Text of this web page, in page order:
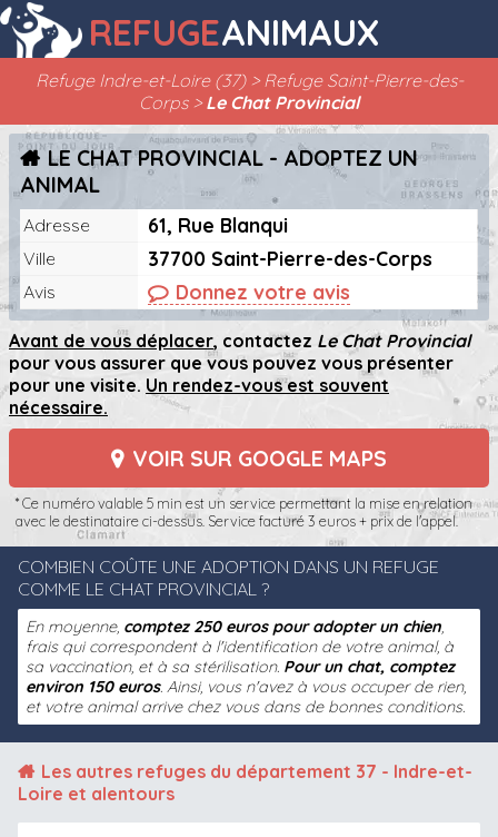
REFUGEANIMAUX
Refuge Indre-et-Loire (37)
Refuge Saint-Pierre-des-
Corps
Le Chat Provincial
LE CHAT PROVINCIAL - ADOPTEZ UN
ANIMAL
Adresse 61, Rue Blanqui
Ville 37700 Saint-Pierre-des-Corps
Avis Donnez votre avis
Avant de vous déplacer, contactez Le Chat Provincial
pour vous assurer que vous pouvez vous présenter
pour une visite. Un rendez-vous est souvent
nécessaire.
VOIR SUR GOOGLE MAPS
* Ce numéro valable 5 min est un service permettant la mise en relation
avec le destinataire ci-dessus. Service facturé 3 euros + prix de l'appel.
COMBIEN COÛTE UNE ADOPTION DANS UN REFUGE
COMME LE CHAT PROVINCIAL ?
En moyenne, comptez 250 euros pour adopter un chien,
frais qui correspondent à l'identification de votre animal, à
sa vaccination, et à sa stérilisation. Pour un chat, comptez
environ 150 euros. Ainsi, vous n'avez à vous occuper de rien,
et votre animal arrive chez vous dans de bonnes conditions.
Les autres refuges du département 37 - Indre-et-
Loire et alentours